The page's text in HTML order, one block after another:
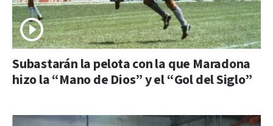
Subastarán la pelota con la que Maradona
hizo la “Mano de Dios” y el “Gol del Siglo”